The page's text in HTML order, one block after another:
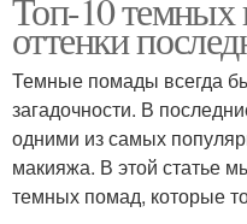
оттенки
Темные помады всегда
загадочности. В
одними из самых
макияжа. В этой статье
темных помад, которые